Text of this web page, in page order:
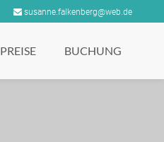
susanne.falkenberg@web.de
PREISE BUCHUNG